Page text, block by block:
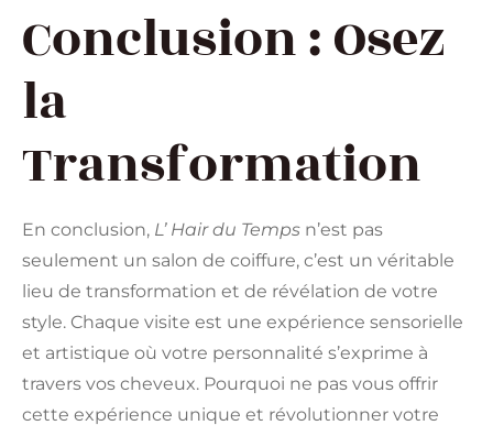
Conclusion : Osez
la
Transformation
En conclusion, L’ Hair du Temps n’est pas
seulement un salon de coiffure, c’est un véritable
lieu de transformation et de révélation de votre
style. Chaque visite est une expérience sensorielle
et artistique où votre personnalité s’exprime à
travers vos cheveux. Pourquoi ne pas vous offrir
cette expérience unique et révolutionner votre